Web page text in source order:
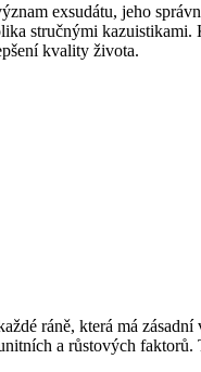
exsudátu, jeho
stručnými
kvality života.
ráně, která má
a růstových